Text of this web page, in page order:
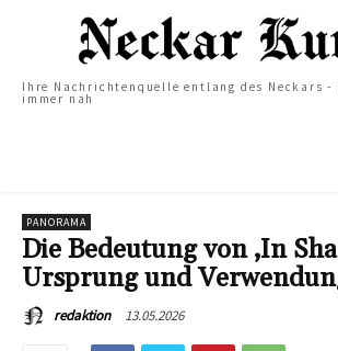
Ihre Nachrichtenquelle entlang des Neckars
immer nah
PANORAMA
Die Bedeutung von ‚In
Ursprung und
redaktion 13.05.2026